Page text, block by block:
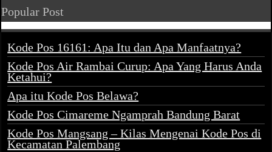
Popular Post
Kode Pos 16161: Apa Itu dan Apa Manfaatnya?
Kode Pos Air Rambai Curup: Apa Yang Harus Anda
Ketahui?
Apa itu Kode Pos Belawa?
Kode Pos Cimareme Ngamprah Bandung Barat
Kode Pos Mangsang – Kilas Mengenai Kode Pos di
Kecamatan Palembang